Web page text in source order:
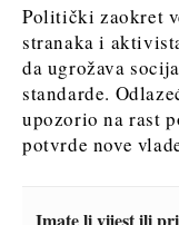
&
piće
O nama
Western
Balkans
2030
Politički zaokret
stranaka i
da ugrožava
standarde.
upozorio na rast
potvrde nove